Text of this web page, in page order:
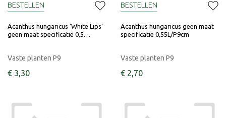
Acanthus hungaricus 'White Lips'
geen maat specificatie 0,5…
Vaste planten P9
€ 3,30
BESTELLEN
Acanthus hungaricus geen maat
specificatie 0,55L/P9cm
Vaste planten P9
€ 2,70
BESTELLEN